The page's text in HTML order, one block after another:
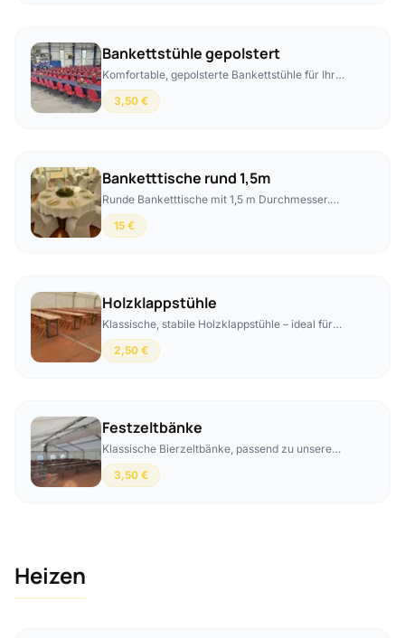
Bankettstühle gepolstert
Komfortable, gepolsterte Bankettstühle für Ihre
Veranstaltung. Mit eleganten Hussen buchbar –
Aufpreis 3 € pro Stuhl.
3,50 €
Banketttische rund 1,5m
Runde Banketttische mit 1,5 m Durchmesser.
Passende Tischdecken können für 10 € pro
Tisch dazu gebucht werden.
15 €
Holzklappstühle
Klassische, stabile Holzklappstühle – ideal für
Feste aller Art.
2,50 €
Festzeltbänke
Klassische Bierzeltbänke, passend zu unseren
Festzelten. Mit Hussen buchbar – Aufpreis 3 €
pro Bank.
3,50 €
Heizen